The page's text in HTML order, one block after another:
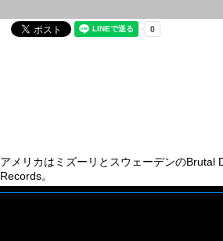
アメリカはミズーリとスウェーデンの
Records。